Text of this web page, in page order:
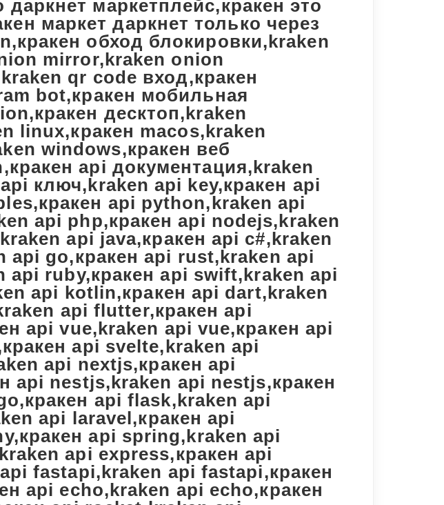
даркнет маркетплейс,кракен это
маркет даркнет только через
обход блокировки,kraken
mirror,kraken onion
qr code вход,кракен
bot,кракен мобильная
десктоп,kraken
linux,кракен macos,kraken
windows,кракен веб
api документация,kraken
ключ,kraken api key,кракен api
api python,kraken api
api php,кракен api nodejs,kraken
api java,кракен api c#,kraken
api go,кракен api rust,kraken api
api ruby,кракен api swift,kraken api
api kotlin,кракен api dart,kraken
api flutter,кракен api
api vue,kraken api vue,кракен api
api svelte,kraken api
api nextjs,кракен api
api nestjs,kraken api nestjs,кракен
api flask,kraken api
api laravel,кракен api
api spring,kraken api
api express,кракен api
fastapi,kraken api fastapi,кракен
api echo,kraken api echo,кракен